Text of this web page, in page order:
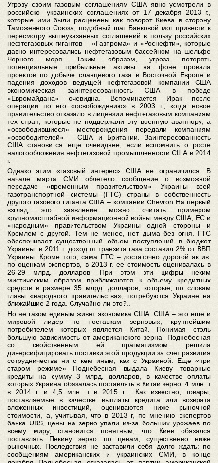
Угрозу своим газовым соглашениям США явно усмотрели в
российско—украинских соглашениях от 17 декабря 2013 г.,
которые ими были расценены как поворот Киева в сторону
Таможенного Союза; подобный шаг Банковой мог привести к
пересмотру вышеуказанных соглашений в пользу российских
нефтегазовых гигантов – «Газпрома» и «Роснефти», которые
давно интересовались нефтегазовым бассейном на шельфе
Черного моря. Таким образом, угроза потерять
потенциальные прибыльные активы на фоне провала
проектов по добыче сланцевого газа в Восточной Европе и
падения доходов ведущей нефтегазовой компании США
экономическая заинтересованность США в победе
«Евромайдана» очевидна. Вспоминается Ирак после
операции по его «освобождению» в 2003 г., когда новое
правительство отказало в лицензии нефтегазовым компаниям
тех стран, которые не поддержали эту военную авантюру, а
«освободившиеся» месторождения передали компаниям
«освободителей» – США и Британии. Заинтересованность
США становится еще очевиднее, если вспомнить о росте
налогообложения нефтегазовой промышленности США в 2014
г.
Однако этим «газовый интерес» США не ограничился. В
начале марта СМИ облетело сообщение о возможной
передаче «временным правительством» Украины всей
газотранспортной системы (ГТС) страны в собственность
другого газового гиганта США – компании Chevron На первый
взгляд, это заявление можно считать примером
крупномасштабной информационной войны между США, ЕС и
«народным» правительством Украины одной стороны и
Кремлем с другой. Тем не менее, нет дыма без огня. ГТС
обеспечивает существенный объем поступлений в бюджет
Украины: в 2011 г. доход от транзита газа составил 2% от ВВП
Украины. Кроме того, сама ГТС – достаточно дорогой актив:
по оценкам экспертов, в 2013 г. ее стоимость оценивалась в
26-29 млрд. долларов. При этом эти цифры неким
мистическим образом приближаются к объему кредитных
средств в размере 35 млрд. долларов, которые, по словам
главы «народного правительства», потребуются Украине на
ближайшие 2 года. Случайно ли это?..
Но не газом единым живет экономика США. США – это еще и
мировой лидер по поставкам зерновых, крупнейшим
потребителем которых является Китай. Понимая столь
большую зависимость от американского зерна, Поднебесная
со свойственным ей прагматизмом решила
диверсифицировать поставки этой продукции за счет развития
сотрудничества ни с кем иным, как с Украиной. Еще «при
старом режиме» Поднебесная выдала Киеву товарные
кредиты на сумму 3 млрд. долларов, в качестве оплаты
которых Украина обязалась поставлять в Китай зерно: 4 млн. т
в 2014 г. и 4,5 млн. т в 2015 г. Как известно, товары,
поставляемые в качестве выплаты кредита или возврата
вложенных инвестиций, оцениваются ниже рыночной
стоимости, а, учитывая, что в 2013 г, по мнению экспертов
банка UBS, цены на зерно упали из-за больших урожаев по
всему миру, становится понятным, что Киев обязался
поставлять Пекину зерно по ценам, существенно ниже
рыночных. Последствия не заставили себя долго ждать: по
сообщениям американских и украинских СМИ, в конце